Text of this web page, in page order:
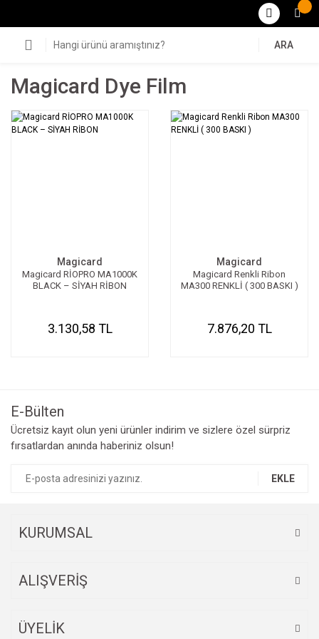
ARA
Magicard Dye Film
Magicard
Magicard RİOPRO MA1000K
BLACK – SİYAH RİBON
3.130,58 TL
Magicard
Magicard Renkli Ribon
MA300 RENKLİ ( 300 BASKI )
7.876,20 TL
E-Bülten
Ücretsiz kayıt olun yeni ürünler indirim ve sizlere özel sürpriz
fırsatlardan anında haberiniz olsun!
EKLE
KURUMSAL
ALIŞVERİŞ
ÜYELİK